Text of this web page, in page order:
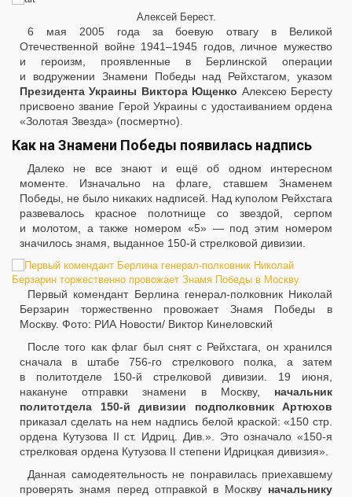
Алексей Берест.
6 мая 2005 года за боевую отвагу в Великой
Отечественной войне 1941–1945 годов, личное мужество
и героизм, проявленные в Берлинской операции
и водружении Знамени Победы над Рейхстагом, указом
Президента Украины Виктора Ющенко Алексею Бересту
присвоено звание Герой Украины с удостаиванием ордена
«Золотая Звезда» (посмертно).
Как на Знамени Победы появилась надпись
Далеко не все знают и ещё об одном интересном
моменте. Изначально на флаге, ставшем Знаменем
Победы, не было никаких надписей. Над куполом Рейхстага
развевалось красное полотнище со звездой, серпом
и молотом, а также номером «5» — под этим номером
значилось знамя, выданное 150-й стрелковой дивизии.
Первый комендант Берлина генерал-полковник Николай
Берзарин торжественно провожает Знамя Победы в
Москву. Фото: РИА Новости/ Виктор Кинеловский
После того как флаг был снят с Рейхстага, он хранился
сначала в штабе 756-го стрелкового полка, а затем
в политотделе 150-й стрелковой дивизии. 19 июня,
накануне отправки знамени в Москву, начальник
политотдела 150-й дивизии подполковник Артюхов
приказал сделать на нем надпись белой краской: «150 стр.
ордена Кутузова II ст. Идриц. Див.». Это означало «150-я
стрелковая ордена Кутузова II степени Идрицкая дивизия».
Данная самодеятельность не понравилась приехавшему
проверять знамя перед отправкой в Москву начальнику